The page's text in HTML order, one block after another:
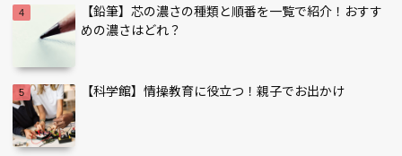
【鉛筆】芯の濃さの種類と順番を一覧で紹介！おすす
めの濃さはどれ？
【科学館】情操教育に役立つ！親子でお出かけ